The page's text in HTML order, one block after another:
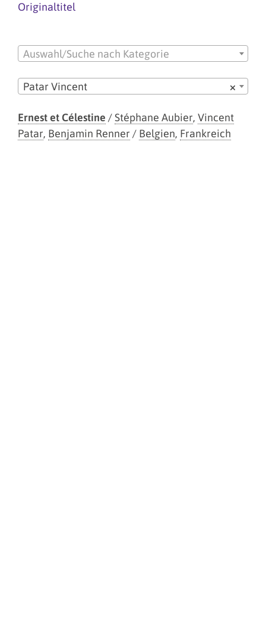
Originaltitel
Auswahl/Suche nach Kategorie
×
Patar Vincent
Ernest et Célestine /Stéphane Aubier, Vincent
Patar, Benjamin Renner / Belgien, Frankreich